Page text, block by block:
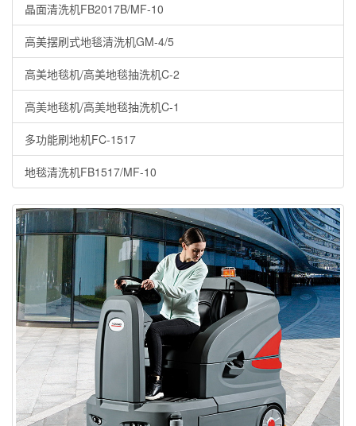
晶面清洗机FB2017B/MF-10
高美摆刷式地毯清洗机GM-4/5
高美地毯机/高美地毯抽洗机C-2
高美地毯机/高美地毯抽洗机C-1
多功能刷地机FC-1517
地毯清洗机FB1517/MF-10